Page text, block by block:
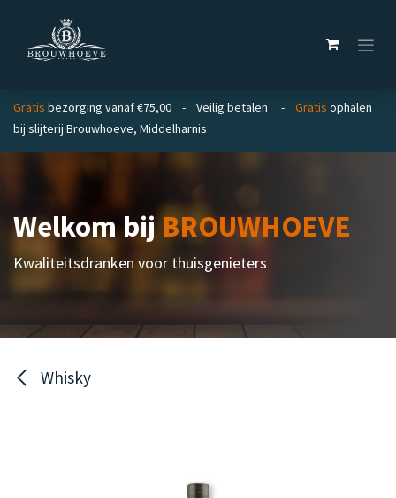
Gratis bezorging vanaf €75,00 - Veilig betalen - Gratis ophalen
bij slijterij Brouwhoeve, Middelharnis
Welkom bijBROUWHOEVE
Kwaliteitsdranken voor thuisgenieters
Whisky